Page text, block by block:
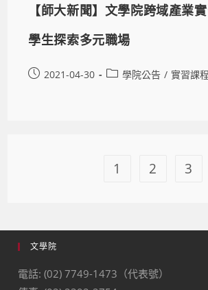
【師大新聞】文學院跨域產業
學生探索多元職場
2021-04-30 學院公告 / 實習課程
1 2 3
文學院
電話: (02) 7749-1473（代表號）